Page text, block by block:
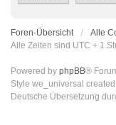
Foren-Übersicht
Alle
Alle Zeiten sind UTC + 1
Powered by phpBB®
Style we_universal
Deutsche Übersetzung